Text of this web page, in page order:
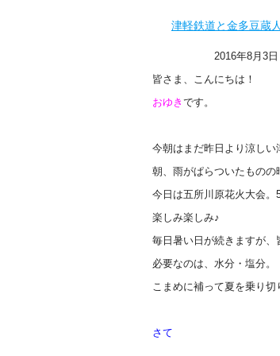
津軽鉄道と金多豆蔵
2016年8月3
皆さま、こんにちは！
おゆき です。
今朝はまだ昨日より涼しい
朝、雨がぱらついたものの
今日は五所川原花火大会。
楽しみ楽しみ♪
毎日暑い日が続きますが、
必要なのは、水分・塩分。
こまめに補って夏を乗り切
さて